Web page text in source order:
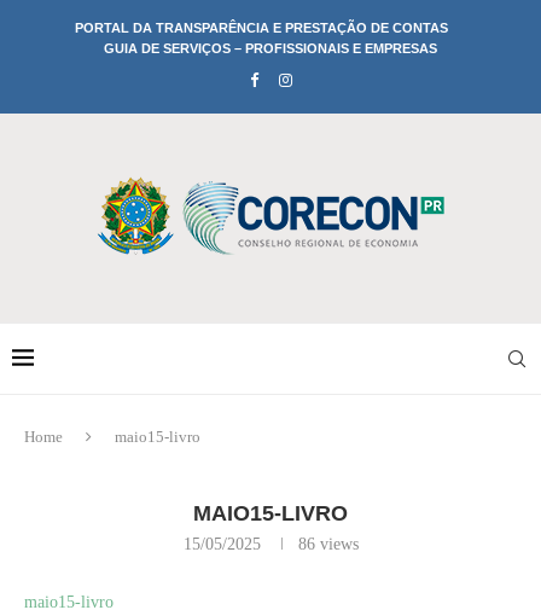
PORTAL DA TRANSPARÊNCIA E PRESTAÇÃO DE CONTAS
GUIA DE SERVIÇOS – PROFISSIONAIS E EMPRESAS
Home maio15-livro
MAIO15-LIVRO
15/05/2025 86views
maio15-livro